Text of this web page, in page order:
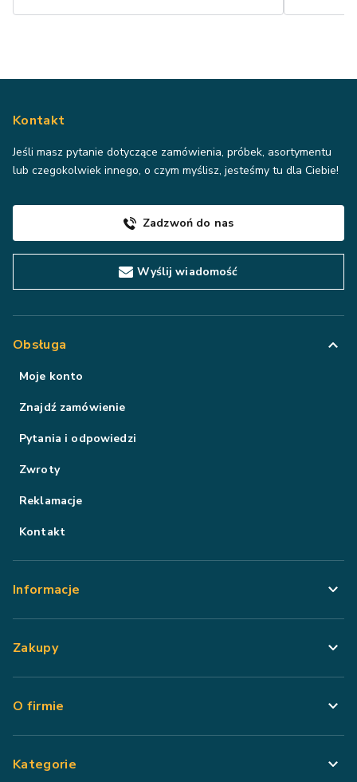
Kontakt
Jeśli masz pytanie dotyczące zamówienia, próbek, asortymentu
lub czegokolwiek innego, o czym myślisz, jesteśmy tu dla Ciebie!
Zadzwoń do nas
Wyślij wiadomość
Obsługa
Moje konto
Znajdź zamówienie
Pytania i odpowiedzi
Zwroty
Reklamacje
Kontakt
Informacje
Zakupy
O firmie
Kategorie